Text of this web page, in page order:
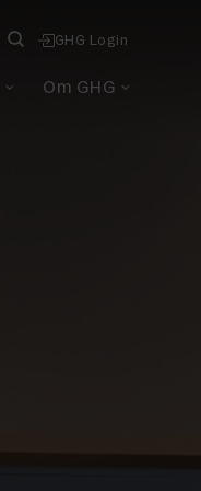
Om GHG
GHG Login